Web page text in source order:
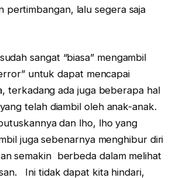
lalu segera saja
sangat “biasa” mengambil
untuk dapat mencapai
terkadang ada juga beberapa hal
telah diambil oleh anak-anak.
dan lho, lho yang
juga sebenarnya menghibur diri
semakin berbeda dalam melihat
Ini tidak dapat kita hindari,